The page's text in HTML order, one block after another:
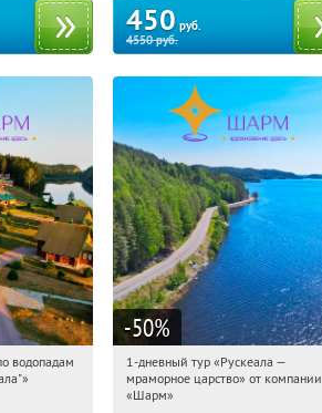
450 руб.
4550руб.
Купили:
водопадам
-50%
11:47:40 Купили:
Достоевская
1-дневный тур «Рускеала —
мраморное царство» от компании
«Шарм»